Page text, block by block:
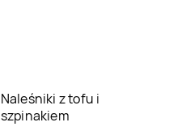
Naleśniki z tofu i
szpinakiem